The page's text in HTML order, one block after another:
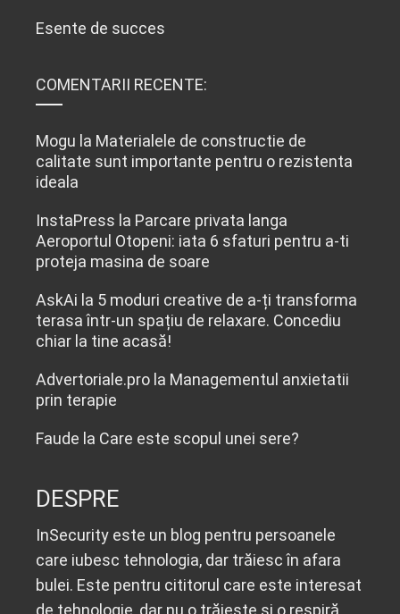
Esente de succes
COMENTARII RECENTE:
Mogu la Materialele de constructie de
calitate sunt importante pentru o rezistenta
ideala
InstaPress la Parcare privata langa
Aeroportul Otopeni: iata 6 sfaturi pentru a-ti
proteja masina de soare
AskAi la 5 moduri creative de a-ți transforma
terasa într-un spațiu de relaxare. Concediu
chiar la tine acasă!
Advertoriale.pro la Managementul anxietatii
prin terapie
Faude la Care este scopul unei sere?
DESPRE
InSecurity este un blog pentru persoanele
care iubesc tehnologia, dar trăiesc în afara
bulei. Este pentru cititorul care este interesat
de tehnologie, dar nu o trăiește și o respiră